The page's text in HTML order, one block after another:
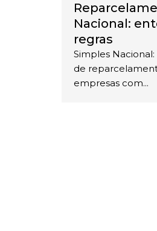
Nacional:
regras
Simples
de
empresas com...